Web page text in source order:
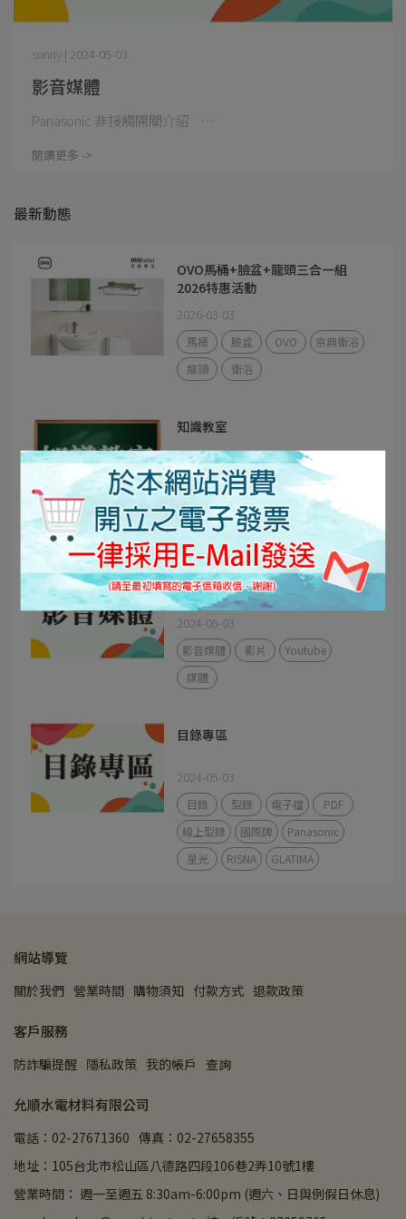
影音媒體
sunny | 2024-05-03
Panasonic 非接觸開關介紹 ⋯
閱讀更多 ->
最新動態
OVO馬桶+臉盆+龍頭三合一組
2026特惠活動
2026-03-03
馬桶 臉盆 OVO
京典衛浴
龍頭
衛浴
知識教室
2024-06-13
安裝說明 知識教室
施作
省空間
電容
影音媒體
2024-05-03
影音媒體 影片
Youtube
媒體
目錄專區
2024-05-03
目錄 型錄 電子檔
PDF
線上型錄
國際牌
Panasonic
星光
RISNA GLATIMA
網站導覽
關於我們 營業時間 購物須知 付款方式 退款政策
客戶服務
防詐騙提醒 隱私政策 我的帳戶 查詢
允順水電材料有限公司
電話：02-27671360 傳真：02-27658355
地址：105台北市松山區八德路四段106巷2弄10號1樓
營業時間： 週一至週五 8:30am-6:00pm (週六、日與例假日休息)